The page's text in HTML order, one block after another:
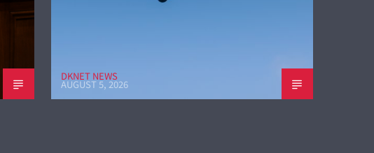
DKNET NEWS
AUGUST 5, 2026